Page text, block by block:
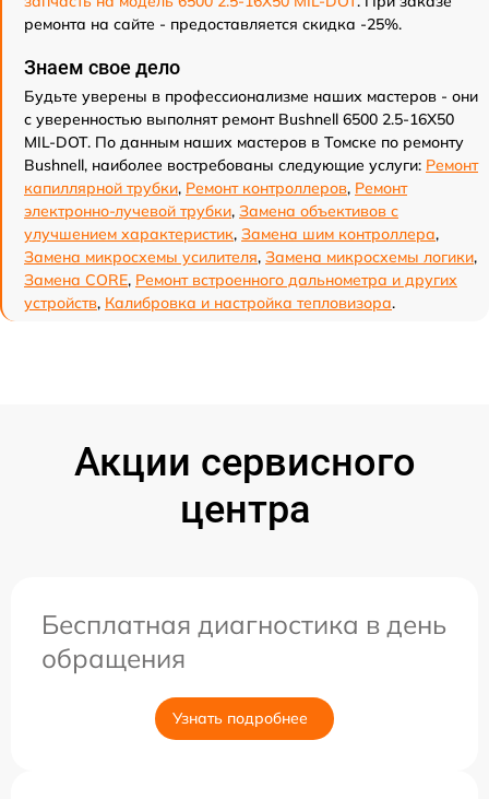
ремонта на сайте - предоставляется скидка -25%.
Знаем свое дело
Будьте уверены в профессионализме наших мастеров - они
с уверенностью выполнят ремонт Bushnell 6500 2.5-16X50
MIL-DOT. По данным наших мастеров в Томске по ремонту
Bushnell, наиболее востребованы следующие услуги: Ремонт
капиллярной трубки, Ремонт контроллеров, Ремонт
электронно-лучевой трубки, Замена объективов с
улучшением характеристик, Замена шим контроллера,
Замена микросхемы усилителя, Замена микросхемы логики,
Замена CORE, Ремонт встроенного дальнометра и других
устройств, Калибровка и настройка тепловизора.
Акции сервисного
центра
Бесплатная диагностика в день
обращения
Узнать подробнее